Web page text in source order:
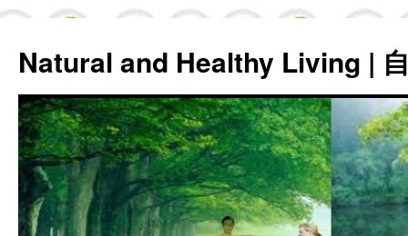
Natural and Healthy Living |